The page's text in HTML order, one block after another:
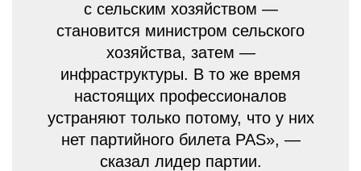
с сельским хозяйством —
становится министром сельского
хозяйства, затем —
инфраструктуры. В то же время
настоящих профессионалов
устраняют только потому, что у них
нет партийного билета PAS», —
сказал лидер партии.